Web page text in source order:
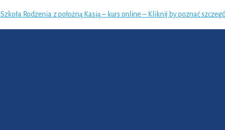
Szkoła Rodzenia z położną Kasią – kurs online – Kliknij by poznać